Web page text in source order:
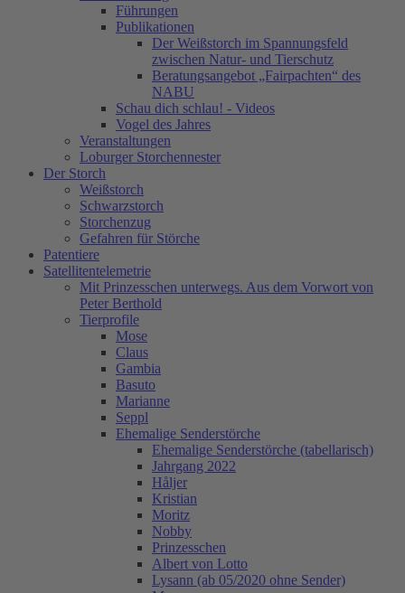
Führungen
Publikationen
Der Weißstorch im Spannungsfeld
zwischen Natur- und Tierschutz
Beratungsangebot „Fairpachten“ des
NABU
Schau dich schlau! - Videos
Vogel des Jahres
Veranstaltungen
Loburger Storchennester
Der Storch
Weißstorch
Schwarzstorch
Storchenzug
Gefahren für Störche
Patentiere
Satellitentelemetrie
Mit Prinzesschen unterwegs. Aus dem Vorwort von
Peter Berthold
Tierprofile
Mose
Claus
Gambia
Basuto
Marianne
Seppl
Ehemalige Senderstörche
Ehemalige Senderstörche (tabellarisch)
Jahrgang 2022
Håljer
Kristian
Moritz
Nobby
Prinzesschen
Albert von Lotto
Lysann (ab 05/2020 ohne Sender)